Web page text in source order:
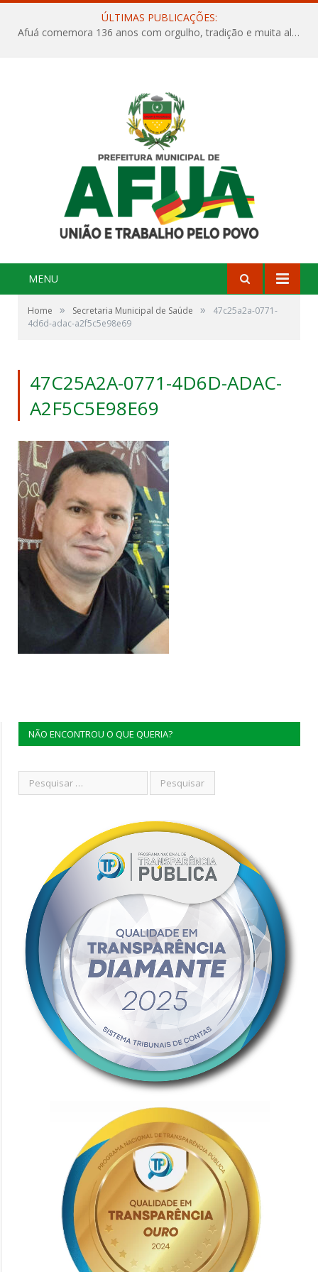
ÚLTIMAS PUBLICAÇÕES:
Afuá comemora 136 anos com orgulho, tradição e muita alegria na Quadra Dr. Nelson Salomão
MENU
Home » Secretaria Municipal de Saúde »
47c25a2a-0771-
4d6d-adac-a2f5c5e98e69
47C25A2A-0771-4D6D-ADAC-
A2F5C5E98E69
NÃO ENCONTROU O QUE QUERIA?